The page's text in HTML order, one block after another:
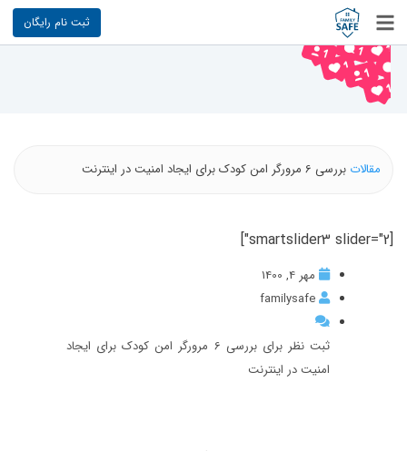
ثبت نام رایگان
مقالات بررسی 6 مرورگر امن کودک برای ایجاد امنیت در اینترنت
[smartslider3 slider="2"]
مهر 4, 1400
familysafe
ثبت نظر برای بررسی 6 مرورگر امن کودک برای ایجاد
امنیت در اینترنت